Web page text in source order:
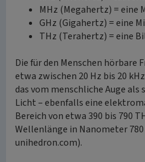
MHz (Megahertz) = eine
GHz (Gigahertz) = eine
THz (Terahertz) = eine
Die für den Menschen hörbare
etwa zwischen 20 Hz bis 20
das vom menschliche Auge
Licht – ebenfalls eine
Bereich von etwa 390 bis 790
Wellenlänge in Nanometer 780
unihedron.com).